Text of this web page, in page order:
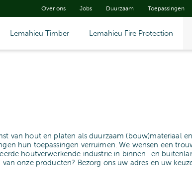
Over ons Jobs Duurzaam Toepassingen
Lemahieu Timber Lemahieu Fire Protection
van hout en platen als duurzaam (bouw)materiaal
hun toepassingen verruimen. We wensen een
houtverwerkende industrie in binnen- en
onze producten? Bezorg ons uw adres en uw